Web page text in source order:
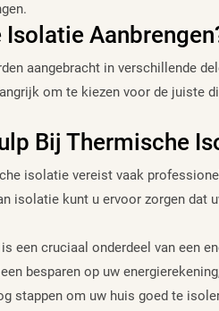
aangebracht in verschillende
om te kiezen voor de juiste
Bij Thermische
isolatie vereist vaak
isolatie kunt u ervoor zorgen dat
een cruciaal onderdeel van een
besparen op uw
stappen om uw huis goed te